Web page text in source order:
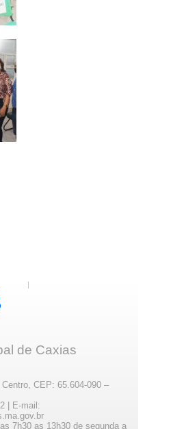
de Caxias
CEP: 65.604-090 –
| E-mail:
7h30 as 13h30 de segunda a